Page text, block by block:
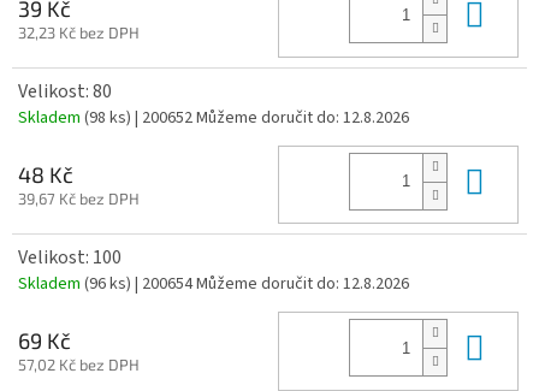
39 Kč
32,23 Kč bez DPH
Velikost: 80
Skladem (98 ks) | 200652Můžeme doručit do: 12.8.2026
48 Kč
39,67 Kč bez DPH
Velikost: 100
Skladem (96 ks) | 200654Můžeme doručit do: 12.8.2026
69 Kč
57,02 Kč bez DPH